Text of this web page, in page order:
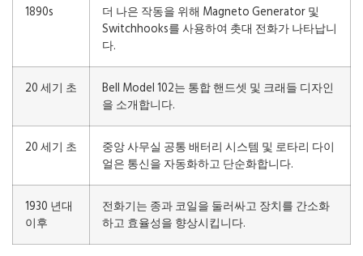
1890s
더 나은 작동을 위해 Magneto Generator 및
Switchhooks를 사용하여 촛대 전화가 나타납니
다.
20 세기 초
Bell Model 102는 통합 핸드셋 및 크래들 디자인
을 소개합니다.
20 세기 초
중앙 사무실 공통 배터리 시스템 및 로타리 다이
얼은 통신을 자동화하고 단순화합니다.
1930 년대
이후
전화기는 종과 코일을 둘러싸고 장치를 간소화
하고 효율성을 향상시킵니다.